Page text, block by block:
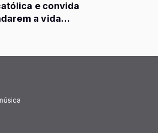
e convida
a vida